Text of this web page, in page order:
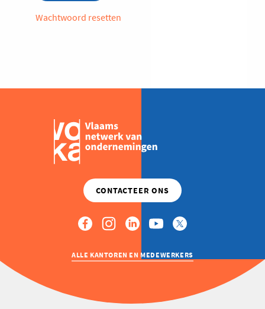
Wachtwoord resetten
ALLE KANTOREN EN MEDEWERKERS